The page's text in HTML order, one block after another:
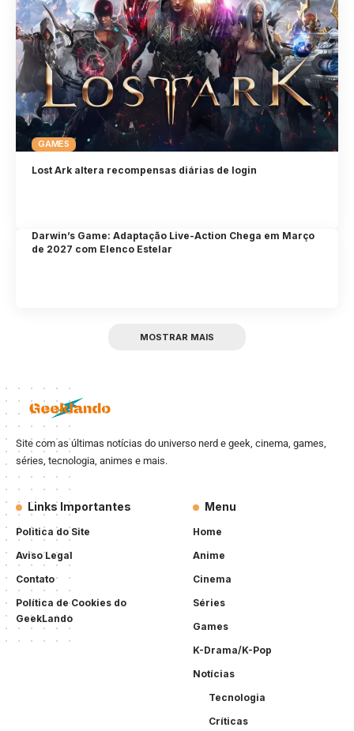
GAMES
Lost Ark altera recompensas diárias de login
Darwin’s Game: Adaptação Live-Action Chega em Março
de 2027 com Elenco Estelar
MOSTRAR MAIS
Site com as últimas notícias do universo nerd e geek, cinema, games,
séries, tecnologia, animes e mais.
Links Importantes
Politica do Site
Aviso Legal
Contato
Política de Cookies do
GeekLando
Menu
Home
Anime
Cinema
Séries
Games
K-Drama/K-Pop
Notícias
Tecnologia
Críticas